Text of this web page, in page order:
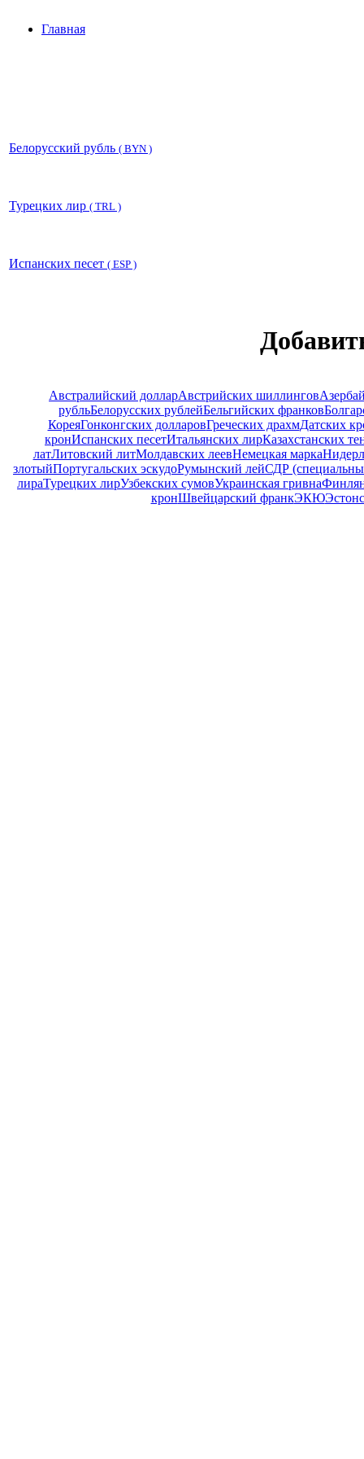
Главная
Белорусский рубль ( BYN )
Турецких лир ( TRL )
Испанских песет ( ESP )
Австралийский долларАвстрийских шиллингов
рубльБелорусских рублейБельгийских франков
КореяГонконгских долларовГреческих драхмДатских
кронИспанских песетИтальянских лирКазахстанских
латЛитовский литМолдавских леевНемецкая марка
злотыйПортугальских эскудоРумынский лейСДР
лираТурецких лирУзбекских сумовУкраинская гривна
кронШвейцарский франкЭКЮ